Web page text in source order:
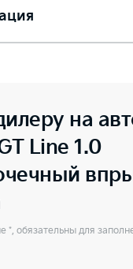
на
Line 1.0
*, обязательны для